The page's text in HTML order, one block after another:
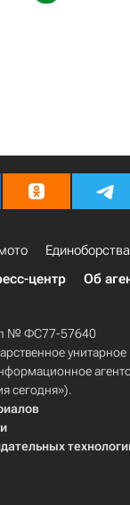
Единоборства
центр Об
№ ФС77-57640
унитарное
сегодня»).